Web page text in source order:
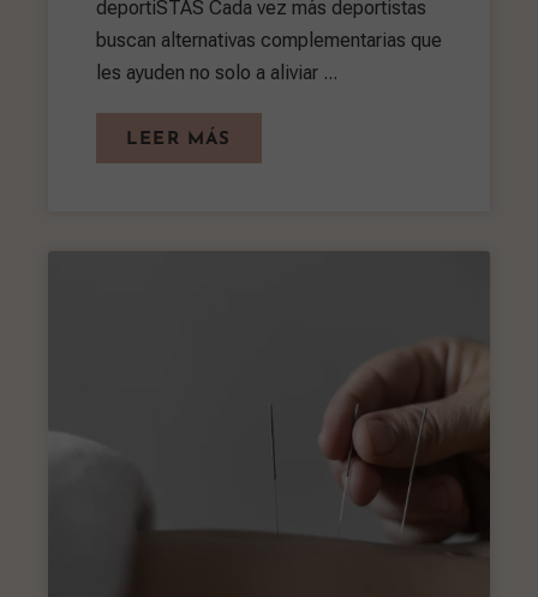
deportiSTAS Cada vez más deportistas
buscan alternativas complementarias que
les ayuden no solo a aliviar ...
LEER MÁS